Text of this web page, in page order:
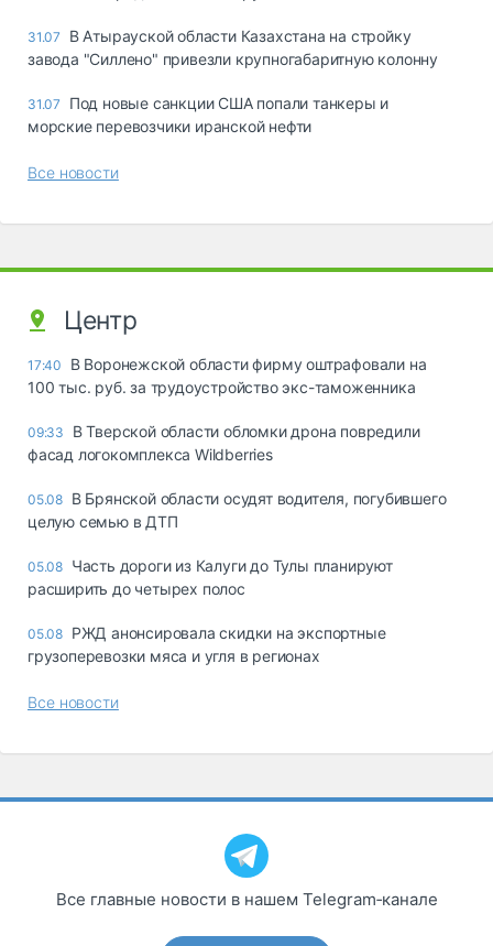
31.07
В Атырауской области Казахстана на стройку
завода "Силлено" привезли крупногабаритную колонну
31.07
Под новые санкции США попали танкеры и
морские перевозчики иранской нефти
Все новости
Центр
17:40
В Воронежской области фирму оштрафовали на
100 тыс. руб. за трудоустройство экс-таможенника
09:33
В Тверской области обломки дрона повредили
фасад логокомплекса Wildberries
05.08 В Брянской области осудят водителя, погубившего
целую семью в ДТП
05.08 Часть дороги из Калуги до Тулы планируют
расширить до четырех полос
05.08 РЖД анонсировала скидки на экспортные
грузоперевозки мяса и угля в регионах
Все новости
Все главные новости в нашем Telegram‑канале